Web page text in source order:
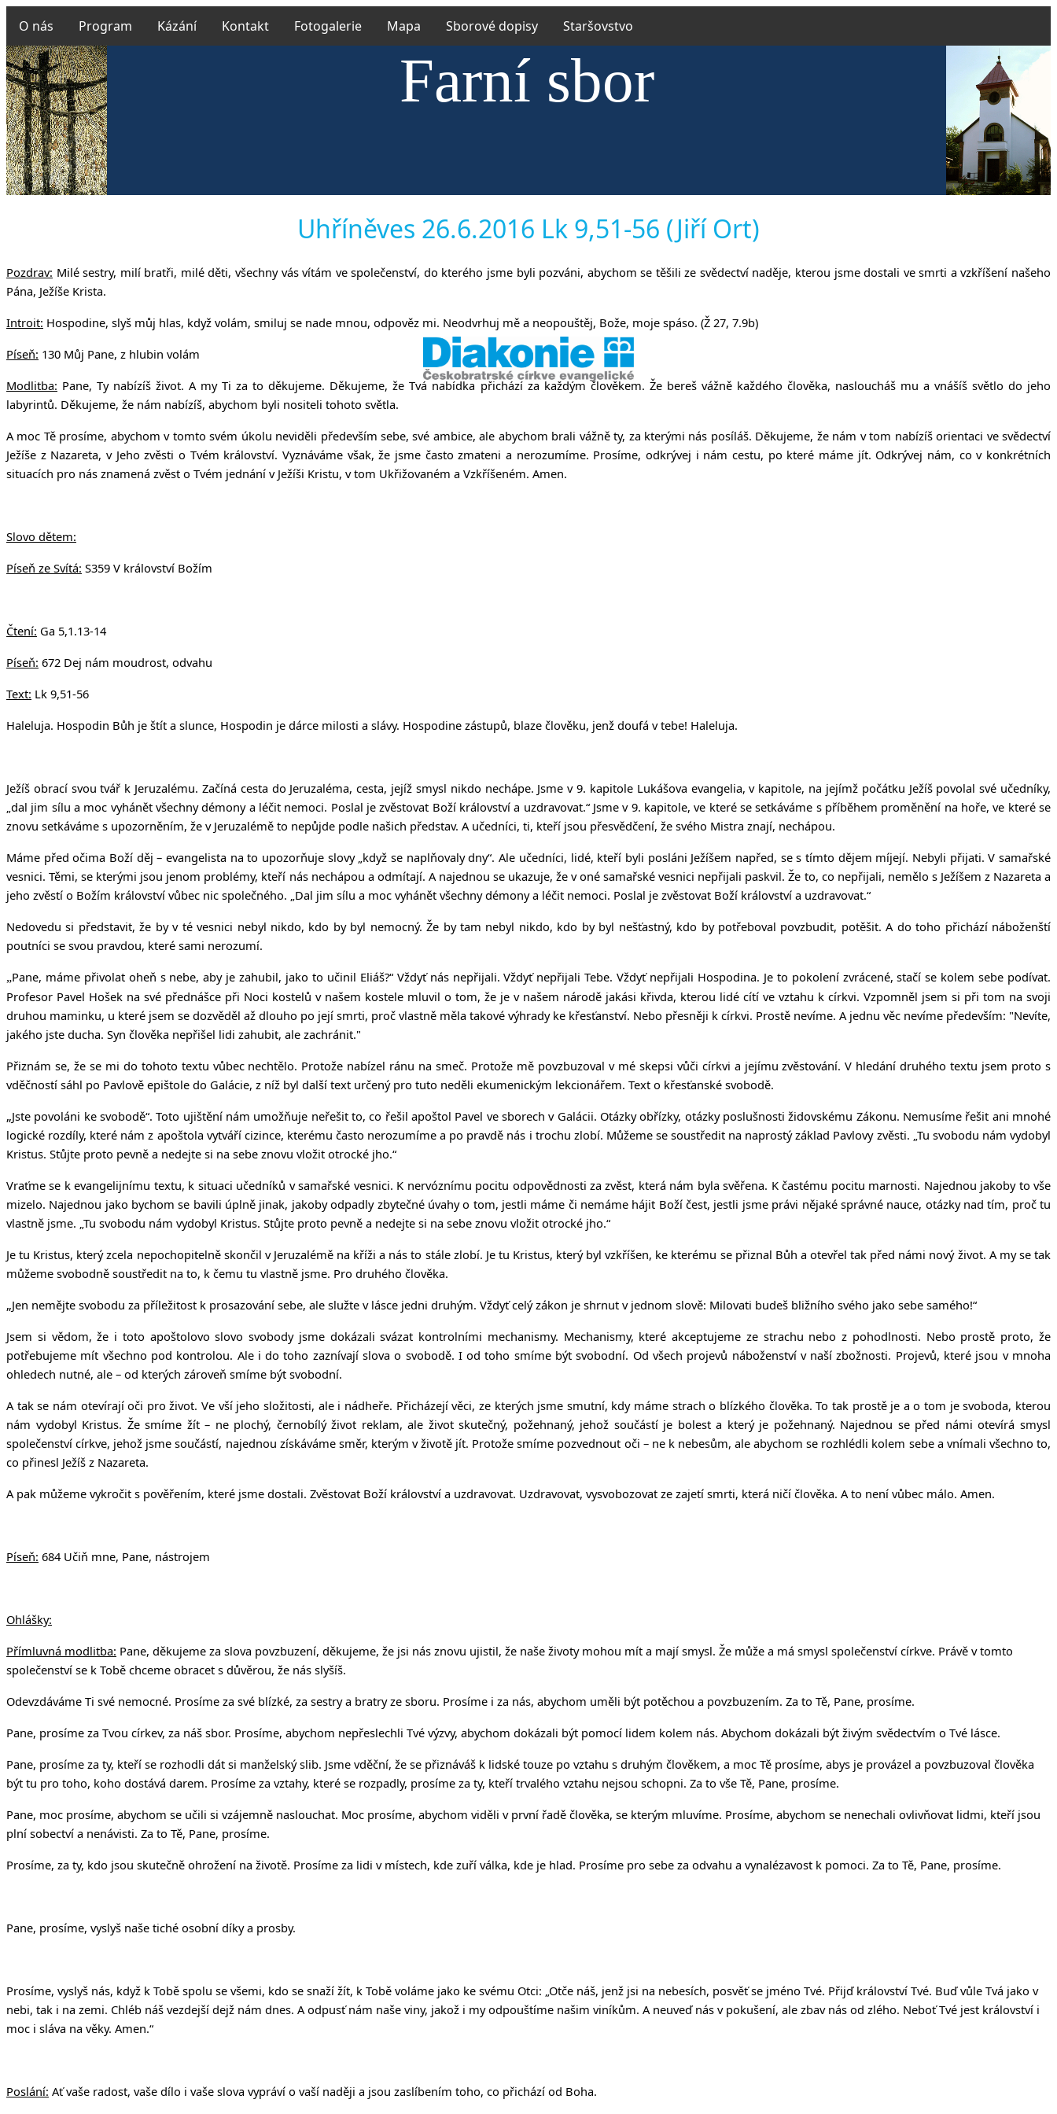
O nás Program Kázání Kontakt Fotogalerie Mapa Sborové dopisy Staršovstvo
Farní sbor
Českobratrské církve evangelické
v Uhříněvsi a Říčanech
Uhříněves 26.6.2016 Lk 9,51-56 (Jiří Ort)
Pozdrav: Milé sestry, milí bratři, milé děti, všechny vás vítám ve společenství, do kterého jsme byli pozváni, abychom se těšili ze svědectví naděje, kterou jsme dostali ve smrti a vzkříšení našeho
Pána, Ježíše Krista.
Introit: Hospodine, slyš můj hlas, když volám, smiluj se nade mnou, odpověz mi. Neodvrhuj mě a neopouštěj, Bože, moje spáso. (Ž 27, 7.9b)
Píseň: 130 Můj Pane, z hlubin volám
Modlitba: Pane, Ty nabízíš život. A my Ti za to děkujeme. Děkujeme, že Tvá nabídka přichází za každým člověkem. Že bereš vážně každého člověka, nasloucháš mu a vnášíš světlo do jeho
labyrintů. Děkujeme, že nám nabízíš, abychom byli nositeli tohoto světla.
A moc Tě prosíme, abychom v tomto svém úkolu neviděli především sebe, své ambice, ale abychom brali vážně ty, za kterými nás posíláš. Děkujeme, že nám v tom nabízíš orientaci ve svědectví
Ježíše z Nazareta, v Jeho zvěsti o Tvém království. Vyznáváme však, že jsme často zmateni a nerozumíme. Prosíme, odkrývej i nám cestu, po které máme jít. Odkrývej nám, co v konkrétních
situacích pro nás znamená zvěst o Tvém jednání v Ježíši Kristu, v tom Ukřižovaném a Vzkříšeném. Amen.
Slovo dětem:
Píseň ze Svítá: S359 V království Božím
Čtení: Ga 5,1.13-14
Píseň: 672 Dej nám moudrost, odvahu
Text: Lk 9,51-56
Haleluja. Hospodin Bůh je štít a slunce, Hospodin je dárce milosti a slávy. Hospodine zástupů, blaze člověku, jenž doufá v tebe! Haleluja.
Ježíš obrací svou tvář k Jeruzalému. Začíná cesta do Jeruzaléma, cesta, jejíž smysl nikdo nechápe. Jsme v 9. kapitole Lukášova evangelia, v kapitole, na jejímž počátku Ježíš povolal své učedníky,
dal jim sílu a moc vyhánět všechny démony a léčit nemoci. Poslal je zvěstovat Boží království a uzdravovat.“ Jsme v 9. kapitole, ve které se setkáváme s příběhem proměnění na hoře, ve které se
znovu setkáváme s upozorněním, že v Jeruzalémě to nepůjde podle našich představ. A učedníci, ti, kteří jsou přesvědčení, že svého Mistra znají, nechápou.
Máme před očima Boží děj – evangelista na to upozorňuje slovy „když se naplňovaly dny“. Ale učedníci, lidé, kteří byli posláni Ježíšem napřed, se s tímto dějem míjejí. Nebyli přijati. V samařské
vesnici. Těmi, se kterými jsou jenom problémy, kteří nás nechápou a odmítají. A najednou se ukazuje, že v oné samařské vesnici nepřijali paskvil. Že to, co nepřijali, nemělo s Ježíšem z Nazareta a
jeho zvěstí o Božím království vůbec nic společného. „Dal jim sílu a moc vyhánět všechny démony a léčit nemoci. Poslal je zvěstovat Boží království a uzdravovat.“
Nedovedu si představit, že by v té vesnici nebyl nikdo, kdo by byl nemocný. Že by tam nebyl nikdo, kdo by byl nešťastný, kdo by potřeboval povzbudit, potěšit. A do toho přichází náboženští
poutníci se svou pravdou, které sami nerozumí.
„Pane, máme přivolat oheň s nebe, aby je zahubil, jako to učinil Eliáš?“ Vždyť nás nepřijali. Vždyť nepřijali Tebe. Vždyť nepřijali Hospodina. Je to pokolení zvrácené, stačí se kolem sebe podívat.
Profesor Pavel Hošek na své přednášce při Noci kostelů v našem kostele mluvil o tom, že je v našem národě jakási křivda, kterou lidé cítí ve vztahu k církvi. Vzpomněl jsem si při tom na svoji
druhou maminku, u které jsem se dozvěděl až dlouho po její smrti, proč vlastně měla takové výhrady ke křesťanství. Nebo přesněji k církvi. Prostě nevíme. A jednu věc nevíme především: "Nevíte,
jakého jste ducha. Syn člověka nepřišel lidi zahubit, ale zachránit."
Přiznám se, že se mi do tohoto textu vůbec nechtělo. Protože nabízel ránu na smeč. Protože mě povzbuzoval v mé skepsi vůči církvi a jejímu zvěstování. V hledání druhého textu jsem proto s
vděčností sáhl po Pavlově epištole do Galácie, z níž byl další text určený pro tuto neděli ekumenickým lekcionářem. Text o křesťanské svobodě.
„Jste povoláni ke svobodě“. Toto ujištění nám umožňuje neřešit to, co řešil apoštol Pavel ve sborech v Galácii. Otázky obřízky, otázky poslušnosti židovskému Zákonu. Nemusíme řešit ani mnohé
logické rozdíly, které nám z apoštola vytváří cizince, kterému často nerozumíme a po pravdě nás i trochu zlobí. Můžeme se soustředit na naprostý základ Pavlovy zvěsti. „Tu svobodu nám vydobyl
Kristus. Stůjte proto pevně a nedejte si na sebe znovu vložit otrocké jho.“
Vraťme se k evangelijnímu textu, k situaci učedníků v samařské vesnici. K nervóznímu pocitu odpovědnosti za zvěst, která nám byla svěřena. K častému pocitu marnosti. Najednou jakoby to vše
mizelo. Najednou jako bychom se bavili úplně jinak, jakoby odpadly zbytečné úvahy o tom, jestli máme či nemáme hájit Boží čest, jestli jsme právi nějaké správné nauce, otázky nad tím, proč tu
vlastně jsme. „Tu svobodu nám vydobyl Kristus. Stůjte proto pevně a nedejte si na sebe znovu vložit otrocké jho.“
Je tu Kristus, který zcela nepochopitelně skončil v Jeruzalémě na kříži a nás to stále zlobí. Je tu Kristus, který byl vzkříšen, ke kterému se přiznal Bůh a otevřel tak před námi nový život. A my se tak
můžeme svobodně soustředit na to, k čemu tu vlastně jsme. Pro druhého člověka.
„Jen nemějte svobodu za příležitost k prosazování sebe, ale služte v lásce jedni druhým. Vždyť celý zákon je shrnut v jednom slově: Milovati budeš bližního svého jako sebe samého!“
Jsem si vědom, že i toto apoštolovo slovo svobody jsme dokázali svázat kontrolními mechanismy. Mechanismy, které akceptujeme ze strachu nebo z pohodlnosti. Nebo prostě proto, že
potřebujeme mít všechno pod kontrolou. Ale i do toho zaznívají slova o svobodě. I od toho smíme být svobodní. Od všech projevů náboženství v naší zbožnosti. Projevů, které jsou v mnoha
ohledech nutné, ale – od kterých zároveň smíme být svobodní.
A tak se nám otevírají oči pro život. Ve vší jeho složitosti, ale i nádheře. Přicházejí věci, ze kterých jsme smutní, kdy máme strach o blízkého člověka. To tak prostě je a o tom je svoboda, kterou
nám vydobyl Kristus. Že smíme žít – ne plochý, černobílý život reklam, ale život skutečný, požehnaný, jehož součástí je bolest a který je požehnaný. Najednou se před námi otevírá smysl
společenství církve, jehož jsme součástí, najednou získáváme směr, kterým v životě jít. Protože smíme pozvednout oči – ne k nebesům, ale abychom se rozhlédli kolem sebe a vnímali všechno to,
co přinesl Ježíš z Nazareta.
A pak můžeme vykročit s pověřením, které jsme dostali. Zvěstovat Boží království a uzdravovat. Uzdravovat, vysvobozovat ze zajetí smrti, která ničí člověka. A to není vůbec málo. Amen.
Píseň: 684 Učiň mne, Pane, nástrojem
Ohlášky:
Přímluvná modlitba: Pane, děkujeme za slova povzbuzení, děkujeme, že jsi nás znovu ujistil, že naše životy mohou mít a mají smysl. Že může a má smysl společenství církve. Právě v tomto
společenství se k Tobě chceme obracet s důvěrou, že nás slyšíš.
Odevzdáváme Ti své nemocné. Prosíme za své blízké, za sestry a bratry ze sboru. Prosíme i za nás, abychom uměli být potěchou a povzbuzením. Za to Tě, Pane, prosíme.
Pane, prosíme za Tvou církev, za náš sbor. Prosíme, abychom nepřeslechli Tvé výzvy, abychom dokázali být pomocí lidem kolem nás. Abychom dokázali být živým svědectvím o Tvé lásce.
Pane, prosíme za ty, kteří se rozhodli dát si manželský slib. Jsme vděční, že se přiznáváš k lidské touze po vztahu s druhým člověkem, a moc Tě prosíme, abys je provázel a povzbuzoval člověka
být tu pro toho, koho dostává darem. Prosíme za vztahy, které se rozpadly, prosíme za ty, kteří trvalého vztahu nejsou schopni. Za to vše Tě, Pane, prosíme.
Pane, moc prosíme, abychom se učili si vzájemně naslouchat. Moc prosíme, abychom viděli v první řadě člověka, se kterým mluvíme. Prosíme, abychom se nenechali ovlivňovat lidmi, kteří jsou
plní sobectví a nenávisti. Za to Tě, Pane, prosíme.
Prosíme, za ty, kdo jsou skutečně ohrožení na životě. Prosíme za lidi v místech, kde zuří válka, kde je hlad. Prosíme pro sebe za odvahu a vynalézavost k pomoci. Za to Tě, Pane, prosíme.
Pane, prosíme, vyslyš naše tiché osobní díky a prosby.
Prosíme, vyslyš nás, když k Tobě spolu se všemi, kdo se snaží žít, k Tobě voláme jako ke svému Otci: „Otče náš, jenž jsi na nebesích, posvěťse jméno Tvé. Přijďkrálovství Tvé. Buďvůle Tvá jako v
nebi, tak i na zemi. Chléb náš vezdejší dejž nám dnes. A odpusťnám naše viny, jakož i my odpouštíme našim viníkům. A neuveďnás v pokušení, ale zbav nás od zlého. NeboťTvé jest království i
moc i sláva na věky. Amen.“
Poslání: Ať vaše radost, vaše dílo i vaše slova vypráví o vaší naději a jsou zaslíbením toho, co přichází od Boha.